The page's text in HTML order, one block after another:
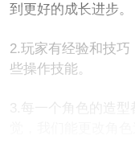
到更好的成长进步。
2.玩家有经验和技
些操作技能。
3.每一个角色的造